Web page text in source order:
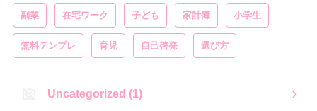
副業 在宅ワーク 子ども 家計簿 小学生
無料テンプレ 育児 自己啓発 選び方
Uncategorized (1)